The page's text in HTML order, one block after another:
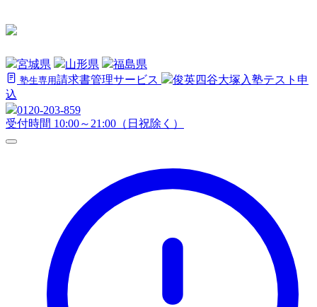
宮城県 山形県 福島県
塾生専用請求書管理サービス 俊英四谷大塚 入塾テスト申
込
0120-203-859
受付時間 10:00～21:00（日祝除く）